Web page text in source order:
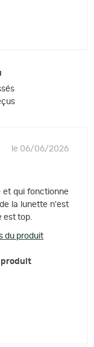
le 06/06/2026
et qui fonctionne
la lunette n'est
est top.
du produit
produit